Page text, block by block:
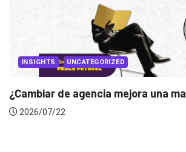
UNCATEGORIZED
agencia mejora una marca? La...